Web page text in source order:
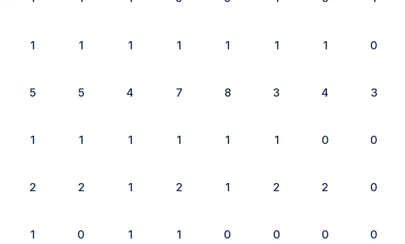
1 1 1 1 1 1 1 0
5 5 4 7 8 3 4 3
1 1 1 1 1 1 0 0
2 2 1 2 1 2 2 0
1 0 1 1 0 0 0 0